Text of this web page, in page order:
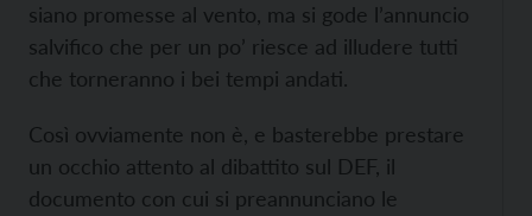
siano promesse al vento, ma si gode l’annuncio
salvifico che per un po’ riesce ad illudere tutti
che torneranno i bei tempi andati.
Così ovviamente non è, e basterebbe prestare
un occhio attento al dibattito sul DEF, il
documento con cui si preannunciano le